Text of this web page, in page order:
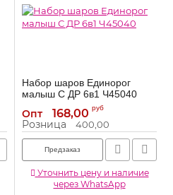
Набор шаров Единорог
малыш С ДР 6в1 Ч45040
Артикул: Ч45040
Опт 168,00 руб
Розница 400,00
Предзаказ
Уточнить цену и наличие
через WhatsApp